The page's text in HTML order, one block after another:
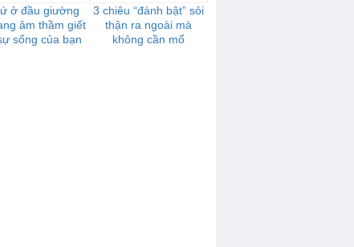
ở đầu giường
âm thầm giết
sống của bạn
3 chiêu “đánh bật” sỏi
thận ra ngoài mà
không cần mổ